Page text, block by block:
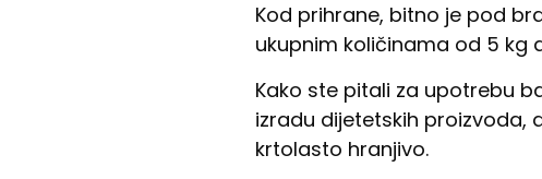
Kod prihrane, bitno je pod
ukupnim količinama od 5 kg
Kako ste pitali za upotrebu
izradu dijetetskih proizvoda,
krtolasto hranjivo.